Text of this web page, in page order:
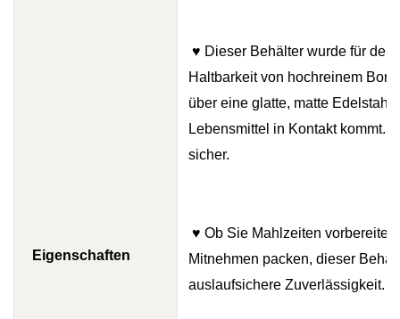
Eigenschaften
♥ Dieser Behälter wurde für
Haltbarkeit von hochreinem
über eine glatte, matte
Lebensmittel in Kontakt kommt.
sicher.
♥ Ob Sie Mahlzeiten
Mitnehmen packen, dieser
auslaufsichere Zuverlässigkeit.